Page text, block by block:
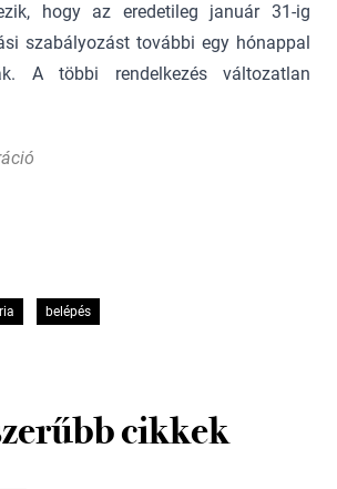
hogy az eredetileg január 31-ig
szabályozást további egy hónappal
A többi rendelkezés változatlan
belépés
cikkek